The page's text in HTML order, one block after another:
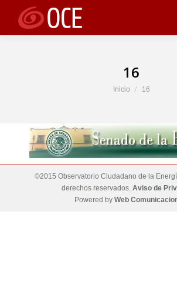
16
Estás aquí:
Inicio 16
©2015 Observatorio Ciudadano de la
derechos reservados. Aviso de
Powered by Web